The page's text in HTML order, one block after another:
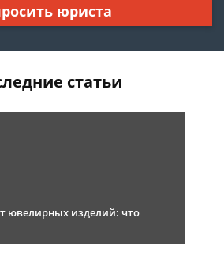
юриста
статьи
ювелирных изделий: что